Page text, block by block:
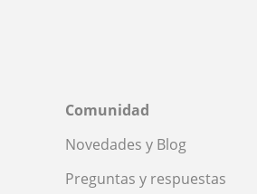
Comunidad
Novedades y Blog
Preguntas y respuestas